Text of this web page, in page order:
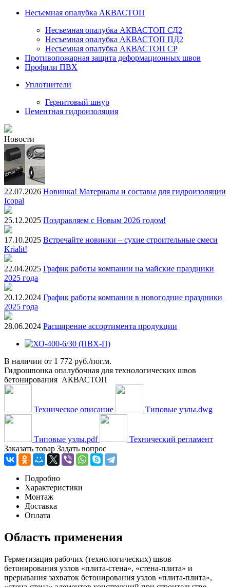
Несъемная опалубка АКВАСТОП
Несъемная опалубка АКВАСТОП СД2
Несъемная опалубка АКВАСТОП ПД2
Несъемная опалубка АКВАСТОП СР
Противопожарная защита деформационных швов
Профили ПВХ
Уплотнители
Гернитовый шнур
Цементная гидроизоляция
Новости
22.07.2026 Новинка! Материалы и составы для гидроизоляции
Icopal
25.12.2025 Поздравляем с Новым 2026 годом!
17.10.2025 Встречайте новинки – сухие строительные смеси
Krialit!
22.04.2025 График работы компании на майские праздники
2025 года
20.12.2024 График работы компании в новогодние праздники
2025 года
28.06.2024 Расширение ассортимента продукции
В наличии от 1 772 руб./пог.м.
Гидрошпонка опалубочная для технологических швов
бетонирования АКВАСТОП
Техническое описание Типовые узлы.dwg
Типовые узлы.pdf
Технический регламент
Заказать товар Задать вопрос
Подробно
Характеристики
Монтаж
Доставка
Оплата
Область применения
Герметизация рабочих (технологических) швов
бетонирования узлов «плита-стена», «стена-плита» и
прерывания захваток бетонирования узлов «плита-плита»,